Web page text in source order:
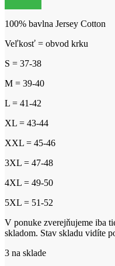
100% bavlna Jersey Cotton
Veľkosť = obvod krku
S = 37-38
M = 39-40
L = 41-42
XL = 43-44
XXL = 45-46
3XL = 47-48
4XL = 49-50
5XL = 51-52
V ponuke zverejňujeme iba
skladom. Stav skladu vidíte
3 na sklade